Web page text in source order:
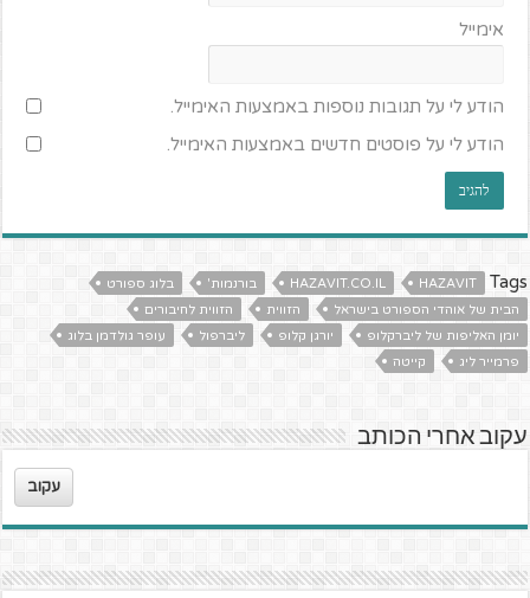
אימייל
הודע לי על תגובות נוספות באמצעות האימייל.
הודע לי על פוסטים חדשים באמצעות האימייל.
Tags
HAZAVIT
HAZAVIT.CO.IL בורנמות'
בלוג ספורט
הבית של אוהדי הספורט בישראל
הזווית
הזווית לחיבורים
יומן האליפות של ליברקלופ
יורגן קלופ ליברפול
עופר גולדמן בלוג
פרמייר ליג
קייטה
עקוב אחרי הכותב
עקוב